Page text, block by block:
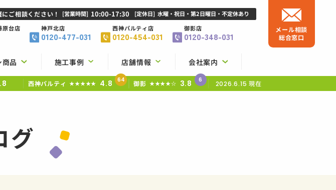
品 施工事例 店舗情報 会社案内
ご相談ください！ [営業時間] 10:00-17:30 [定休日] 水曜・祝日・第2日曜日・不定休あり
原台店 神戸北店
0120-477-031
西神パルティ店
0120-454-031
御影店
0120-348-031
メール相談
総合窓口
西神パルティ ★★★★★ 4.8 64 御影 ★★★★☆ 3.8 6 2026.6.15 現在
グ